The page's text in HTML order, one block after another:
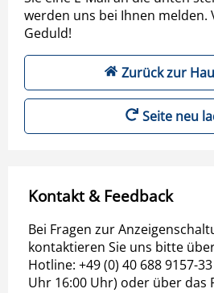
werden uns bei Ihnen melden.
Geduld!
Zurück zur
Seite neu
Kontakt & Feedback
Bei Fragen zur
kontaktieren Sie uns bitte
Hotline: +49 (0) 40 688 9157-
Uhr 16:00 Uhr) oder über das